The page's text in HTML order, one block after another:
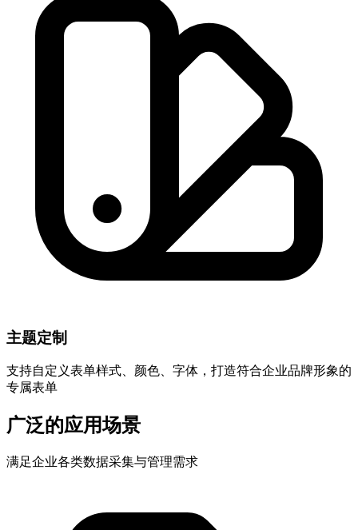
主题定制
支持自定义表单样式、颜色、字体，打造符合企业品牌形象的
专属表单
广泛的应用场景
满足企业各类数据采集与管理需求